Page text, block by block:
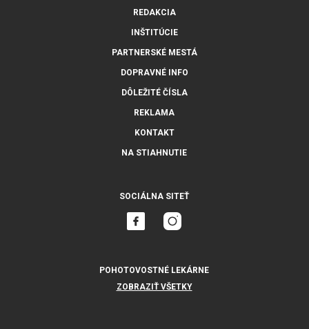
REDAKCIA
INŠTITÚCIE
PARTNERSKÉ MESTÁ
DOPRAVNÉ INFO
DÔLEŽITÉ ČÍSLA
REKLAMA
KONTAKT
NA STIAHNUTIE
SOCIÁLNA SITEŤ
POHOTOVOSTNÉ LEKÁRNE
ZOBRAZIŤ VŠETKY